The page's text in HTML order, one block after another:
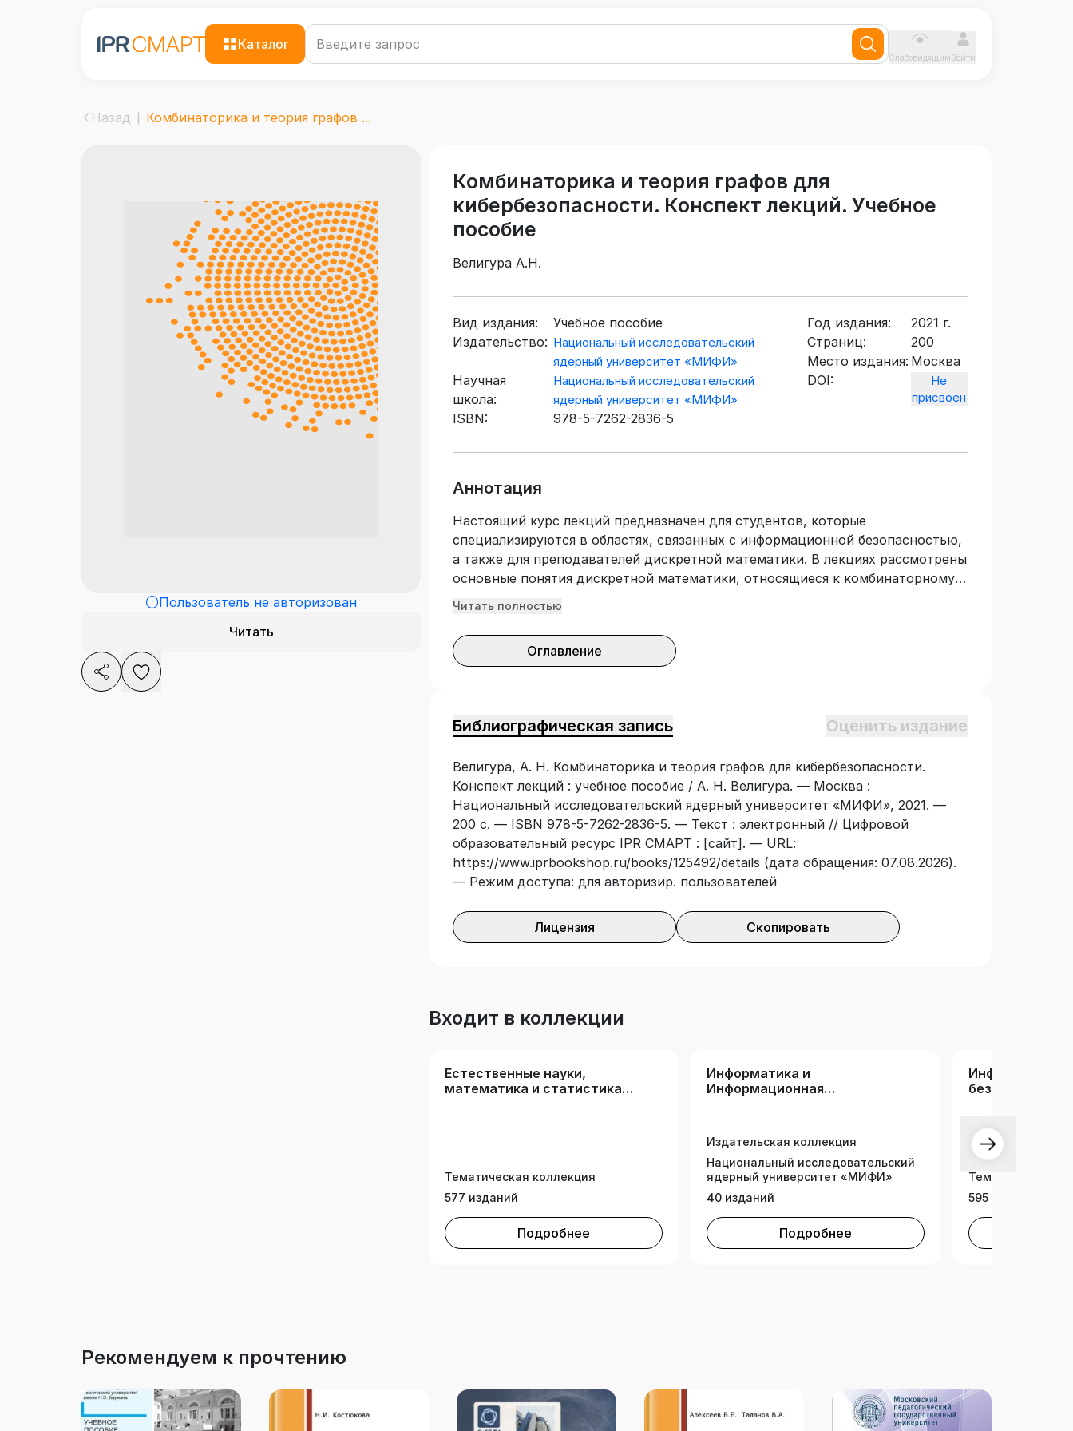
Каталог
СлабовидящимВойти
Назад Комбинаторика и теория графов ...
Пользователь не авторизован
Читать
Комбинаторика и теория графов для
кибербезопасности. Конспект лекций. Учебное
пособие
Велигура А.Н.
Вид издания:
Учебное пособие
Издательство: Национальный исследовательский
ядерный университет «МИФИ»
Научная
школа:
Национальный исследовательский
ядерный университет «МИФИ»
ISBN: 978-5-7262-2836-5
Год издания:
2021 г.
Страниц:
200
Место издания: Москва
DOI:
Не
присвоен
Аннотация
Настоящий курс лекций предназначен для студентов, которые
специализируются в областях, связанных с информационной безопасностью,
а также для преподавателей дискретной математики. В лекциях рассмотрены
основные понятия дискретной математики, относящиеся к комбинаторному
анализу, включая разбиения множеств и чисел, системы инцидентности,
производящие функции. Изложены некоторые методы решения
перечислительных задач дискретной математики, включая получение
подготовиться к изучению дисциплин кибербезопасности. Подготовлено в
методического центра НИЯУ МИФИ.
Читать полностью
Оглавление
Библиографическая запись Оценить издание
Велигура, А. Н. Комбинаторика и теория графов для кибербезопасности.
Конспект лекций : учебное пособие / А. Н. Велигура. — Москва :
Национальный исследовательский ядерный университет «МИФИ», 2021. —
200 с. — ISBN 978-5-7262-2836-5. — Текст : электронный // Цифровой
образовательный ресурс IPR СМАРТ : [сайт]. — URL:
https://www.iprbookshop.ru/books/125492/details (дата обращения: 07.08.2026).
— Режим доступа: для авторизир. пользователей
Лицензия Скопировать
Входит в коллекции
Естественные науки,
математика и статистика
Тематическая коллекция
577 изданий
Подробнее
Информатика и
Информационная
Издательская коллекция
Национальный исследовательский
ядерный университет «МИФИ»
40 изданий
Подробнее
безопасность
Тематическая
595 изданий
Рекомендуем к прочтению